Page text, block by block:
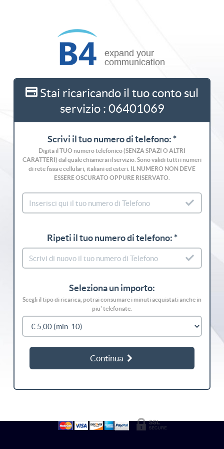
Stai ricaricando il tuo conto sul
servizio : 06401069
Scrivi il tuo numero di telefono: *
Digita il TUO numero telefonico (SENZA SPAZI O ALTRI
CARATTERI) dal quale chiamerai il servizio. Sono validi tutti i numeri
di rete fissa e cellulari, italiani ed esteri. IL NUMERO NON DEVE
ESSERE OSCURATO OPPURE RISERVATO.
Ripeti il tuo numero di telefono: *
Seleziona un importo:
Scegli il tipo di ricarica, potrai consumare i minuti acquistati anche in
piu' telefonate.
Continua